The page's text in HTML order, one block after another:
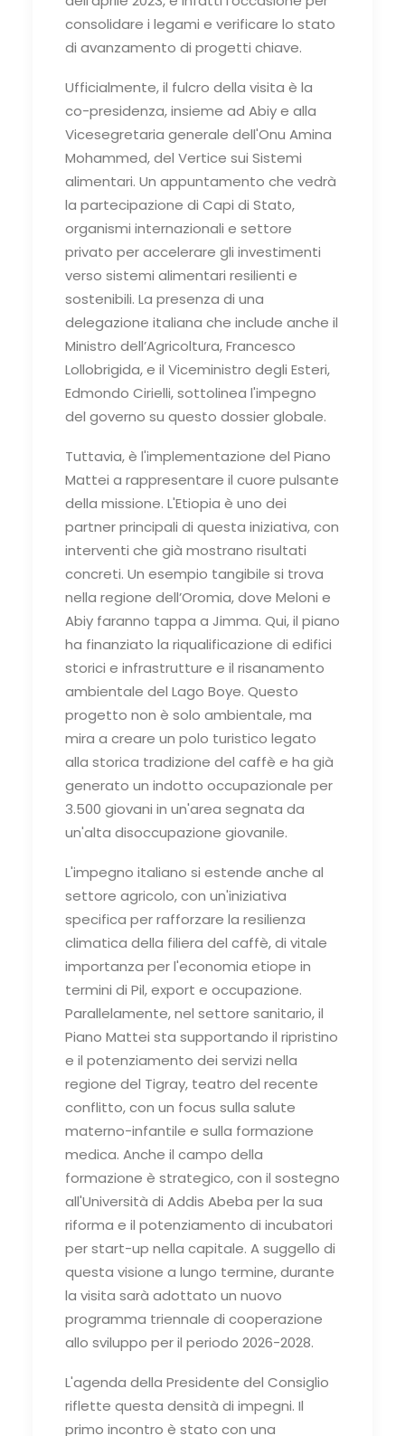
consolidare i legami e verificare lo stato
di avanzamento di progetti chiave.
Ufficialmente, il fulcro della visita è la
co-presidenza, insieme ad Abiy e alla
Vicesegretaria generale dell'Onu Amina
Mohammed, del Vertice sui Sistemi
alimentari. Un appuntamento che vedrà
la partecipazione di Capi di Stato,
organismi internazionali e settore
privato per accelerare gli investimenti
verso sistemi alimentari resilienti e
sostenibili. La presenza di una
delegazione italiana che include anche il
Ministro dell’Agricoltura, Francesco
Lollobrigida, e il Viceministro degli Esteri,
Edmondo Cirielli, sottolinea l'impegno
del governo su questo dossier globale.
Tuttavia, è l'implementazione del Piano
Mattei a rappresentare il cuore pulsante
della missione. L'Etiopia è uno dei
partner principali di questa iniziativa, con
interventi che già mostrano risultati
concreti. Un esempio tangibile si trova
nella regione dell’Oromia, dove Meloni e
Abiy faranno tappa a Jimma. Qui, il piano
ha finanziato la riqualificazione di edifici
storici e infrastrutture e il risanamento
ambientale del Lago Boye. Questo
progetto non è solo ambientale, ma
mira a creare un polo turistico legato
alla storica tradizione del caffè e ha già
generato un indotto occupazionale per
3.500 giovani in un'area segnata da
un'alta disoccupazione giovanile.
L'impegno italiano si estende anche al
settore agricolo, con un'iniziativa
specifica per rafforzare la resilienza
climatica della filiera del caffè, di vitale
importanza per l'economia etiope in
termini di Pil, export e occupazione.
Parallelamente, nel settore sanitario, il
Piano Mattei sta supportando il ripristino
e il potenziamento dei servizi nella
regione del Tigray, teatro del recente
conflitto, con un focus sulla salute
materno-infantile e sulla formazione
medica. Anche il campo della
formazione è strategico, con il sostegno
all'Università di Addis Abeba per la sua
riforma e il potenziamento di incubatori
per start-up nella capitale. A suggello di
questa visione a lungo termine, durante
la visita sarà adottato un nuovo
programma triennale di cooperazione
allo sviluppo per il periodo 2026-2028.
L'agenda della Presidente del Consiglio
riflette questa densità di impegni. Il
primo incontro è stato con una